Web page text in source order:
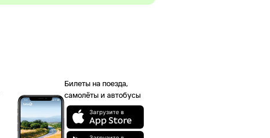
Билеты на поезда,
самолёты и автобусы